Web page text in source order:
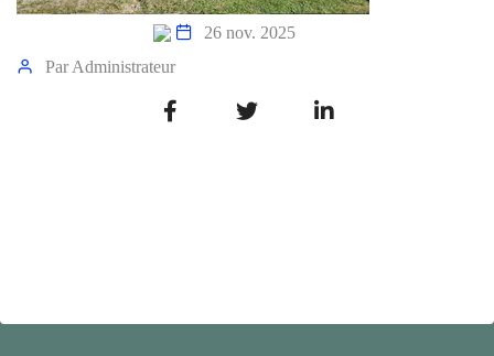
26 nov. 2025
Par Administrateur